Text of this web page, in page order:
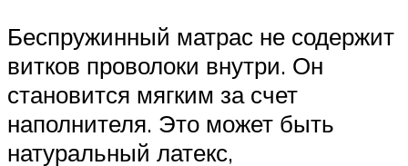
Беспружинный матрас не содержит
витков проволоки внутри. Он
становится мягким за счет
наполнителя. Это может быть
натуральный латекс,